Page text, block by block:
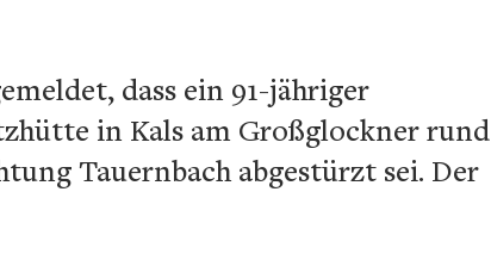
dass ein 91-jähriger
in Kals am Großglockner rund
Tauernbach abgestürzt sei. Der